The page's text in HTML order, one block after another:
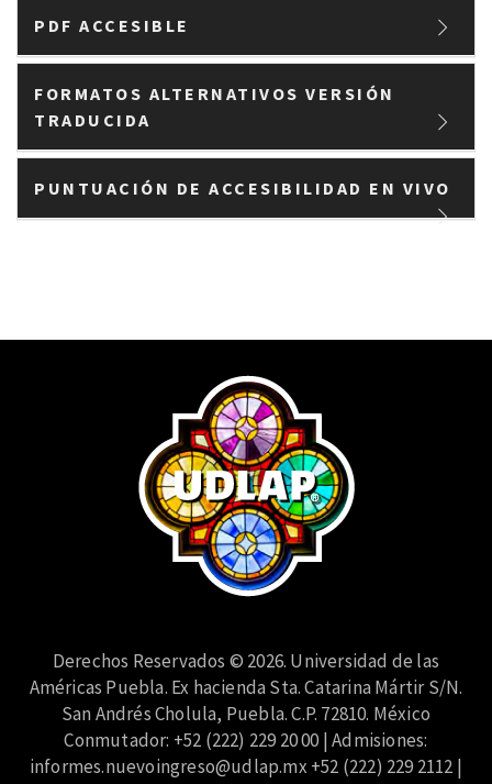
PDF ACCESIBLE
FORMATOS ALTERNATIVOS VERSIÓN
TRADUCIDA
PUNTUACIÓN DE ACCESIBILIDAD EN VIVO
Derechos Reservados © 2026. Universidad de las
Américas Puebla. Ex hacienda Sta. Catarina Mártir S/N.
San Andrés Cholula, Puebla. C.P. 72810. México
Conmutador: +52 (222) 229 20 00 | Admisiones:
informes.nuevoingreso@udlap.mx +52 (222) 229 2112 |